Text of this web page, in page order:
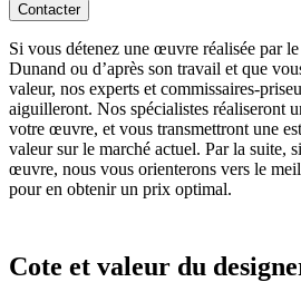
Contacter
Si vous détenez une œuvre réalisée par
Dunand ou d’après son travail et que
valeur, nos experts et commissaires-
aiguilleront. Nos spécialistes réaliseront
votre œuvre, et vous transmettront une
valeur sur le marché actuel. Par la suite,
œuvre, nous vous orienterons vers le
pour en obtenir un prix optimal.
Cote et valeur du